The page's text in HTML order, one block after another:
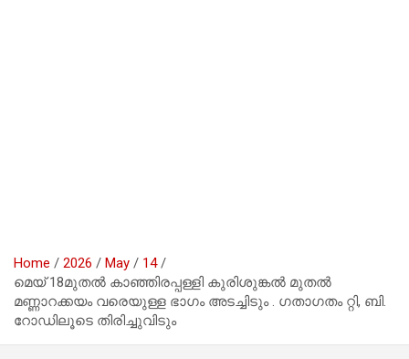
Home 2026 May
14
മെയ് 18മുതൽ കാഞ്ഞിരപ്പള്ളി കുരിശുങ്കൽ മുതൽ
മണ്ണാറക്കയം വരെയുള്ള ഭാഗം അടച്ചിടും . ഗതാഗതം റ്റി, ബി.
റോഡിലൂടെ തിരിച്ചുവിടും